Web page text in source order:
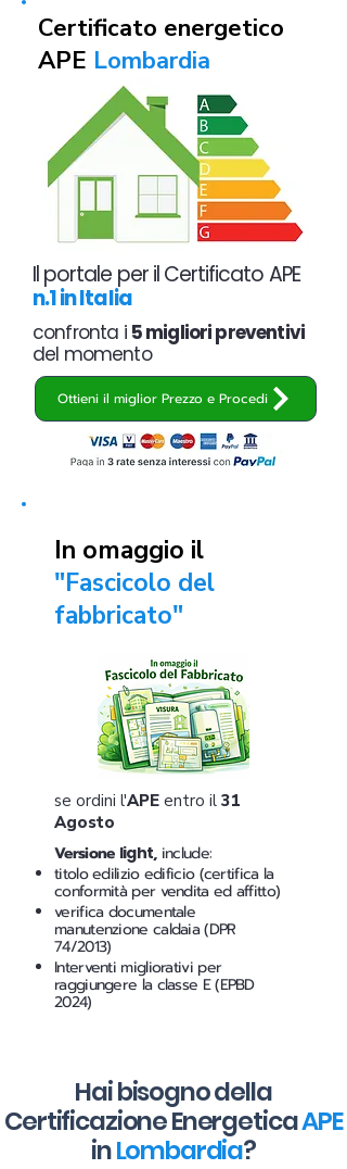
Certificato energetico
APE Lombardia
Il portale per il Certificato APE
n.1 in Italia
confronta i 5 migliori preventivi
del momento
Ottieni il miglior Prezzo e Procedi
In omaggio il
"Fascicolo del
fabbricato"
se ordini l'APE entro il 31
Agosto
Versione light,include:
titolo edilizio edificio (certifica la
conformità per vendita ed affitto)
verifica documentale
manutenzione caldaia (DPR
74/2013)
Interventi migliorativi per
raggiungere la classe E (EPBD
2024)
Hai bisogno della
Certificazione EnergeticaAPE
inLombardia?